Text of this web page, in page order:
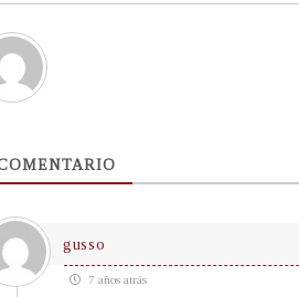
gusso
7 años atrás